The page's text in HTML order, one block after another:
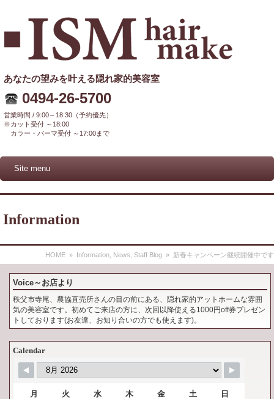
あなたの望みを叶える隠れ家的美容室
0494-26-5700
営業時間 / 9:00～18:30（予約優先）
※カット受付 ～18:00
カラー・パーマ受付 ～17:00まで
Site menu
Information
HOME » Information News Staff Blog » 新春キャンペーン継続開催中です
Voice～お店より
秩父市寺尾、農協直売所さんの目の前にある、隠れ家的アットホームな雰囲
気の美容室です。初めてご来店の方に、次回以降使える1000円off券プレゼン
トしております(お友達、お知り合いの方でも使えます)。
Calendar
月 火 水 木 金 土 日